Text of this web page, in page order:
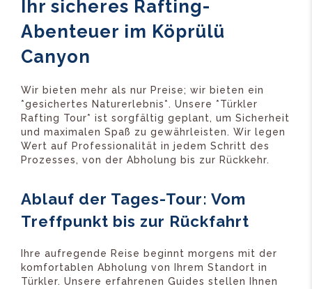
Ihr sicheres Rafting-
Abenteuer im Köprülü
Canyon
Wir bieten mehr als nur Preise; wir bieten ein
*gesichertes Naturerlebnis*. Unsere *Türkler
Rafting Tour* ist sorgfältig geplant, um Sicherheit
und maximalen Spaß zu gewährleisten. Wir legen
Wert auf Professionalität in jedem Schritt des
Prozesses, von der Abholung bis zur Rückkehr.
Ablauf der Tages-Tour: Vom
Treffpunkt bis zur Rückfahrt
Ihre aufregende Reise beginnt morgens mit der
komfortablen Abholung von Ihrem Standort in
Türkler. Unsere erfahrenen Guides stellen Ihnen